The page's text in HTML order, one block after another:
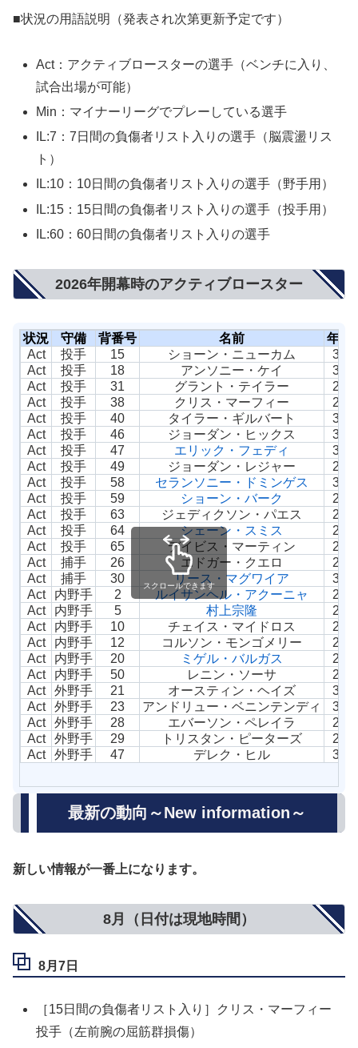
■状況の用語説明（発表され次第更新予定です）
Act：アクティブロースターの選手（ベンチに入り、
試合出場が可能）
Min：マイナーリーグでプレーしている選手
IL:7：7日間の負傷者リスト入りの選手（脳震盪リス
ト）
IL:10：10日間の負傷者リスト入りの選手（野手用）
IL:15：15日間の負傷者リスト入りの選手（投手用）
IL:60：60日間の負傷者リスト入りの選手
2026年開幕時のアクティブロースター
状況 守備 背番号 名前
年齢
Act
投手 15 ショーン・ニューカム
33
Act
投手 18 アンソニー・ケイ
31
Act
投手 31 グラント・テイラー
24
Act
投手 38 クリス・マーフィー
28
Act
投手 40 タイラー・ギルバート
33
Act
投手 46 ジョーダン・ヒックス
30
Act
投手 47 エリック・フェディ
33
Act
投手 49 ジョーダン・レジャー
28
Act
投手 58 セランソニー・ドミンゲス
32
Act
投手 59 ショーン・バーク
27
Act
投手 63 ジェディクソン・パエス
22
Act
投手 64 シェーン・スミス
26
Act
投手 65 デイビス・マーティン
29
Act
捕手 26 エドガー・クエロ
23
Act
捕手 30 リース・マグワイア
31
Act
内野手 2 ルイサンヘル・アクーニャ
24
Act
内野手 5 村上宗隆
26
Act
内野手 10 チェイス・マイドロス
25
Act
内野手 12 コルソン・モンゴメリー
24
Act
内野手 20 ミゲル・バルガス
27
Act
内野手 50 レニン・ソーサ
26
Act
外野手 21 オースティン・ヘイズ
31
Act
外野手 23 アンドリュー・ベニンテンディ
32
Act
外野手 28 エバーソン・ペレイラ
25
Act
外野手 29 トリスタン・ピーターズ
26
Act
外野手 47 デレク・ヒル 31
スクロールできます
最新の動向～New information～
新しい情報が一番上になります。
8月（日付は現地時間）
8月7日
［15日間の負傷者リスト入り］クリス・マーフィー
投手（左前腕の屈筋群損傷）